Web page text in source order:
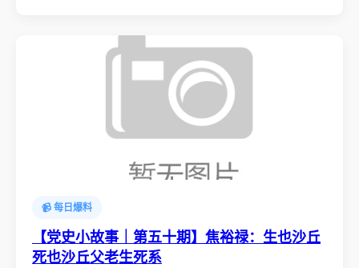
📹 每日爆料
【党史小故事｜第五十期】焦裕禄：生也沙丘
死也沙丘父老生死系